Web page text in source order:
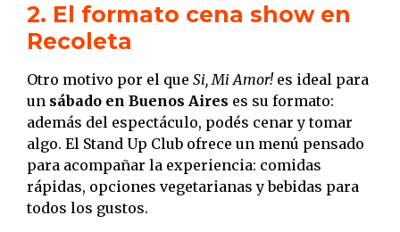
2. El formato cena show en
Recoleta
Otro motivo por el que Si, Mi Amor! es ideal para
un sábado en Buenos Aires es su formato:
además del espectáculo, podés cenar y tomar
algo. El Stand Up Club ofrece un menú pensado
para acompañar la experiencia: comidas
rápidas, opciones vegetarianas y bebidas para
todos los gustos.